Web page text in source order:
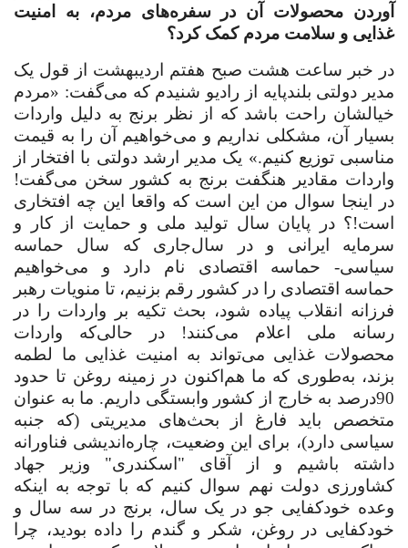
آوردن محصولات آن در سفره‌های مردم، به امنیت
غذایی و سلامت مردم کمک کرد؟
در خبر ساعت هشت صبح هفتم اردیبهشت‌ از قول یک
مدیر دولتی بلندپایه از رادیو شنیدم که می‌گفت: «مردم
خیالشان راحت باشد که از نظر برنج به دلیل واردات
بسیار آن، مشکلی نداریم و می‌خواهیم آن را به قیمت
مناسبی توزیع کنیم.» یک مدیر ارشد دولتی با افتخار از
واردات مقادیر هنگفت برنج به کشور سخن می‌گفت!
در اینجا سوال من این است که واقعا این چه افتخاری
است!؟ در پایان سال تولید ملی و حمایت از کار و
سرمایه ایرانی و در سال‌جاری که سال حماسه
سیاسی- حماسه اقتصادی نام دارد و می‌خواهیم
حماسه اقتصادی را در کشور رقم بزنیم، تا منویات رهبر
فرزانه انقلاب پیاده شود، بحث تکیه بر واردات را در
رسانه ملی اعلام می‌کنند! در حالی‌که واردات
محصولات غذایی می‌تواند به امنیت غذایی ما لطمه
بزند، به‌طوری که ما هم‌اکنون در زمینه روغن تا حدود
90‌درصد به خارج از کشور وابستگی داریم. ما به عنوان
متخصص باید فارغ از بحث‌های مدیریتی (که جنبه
سیاسی دارد)، برای این وضعیت، چاره‌اندیشی فناورانه
داشته باشیم و از آقای "اسکندری" وزیر جهاد
کشاورزی دولت نهم سوال کنیم که با توجه به اینکه
وعده خودکفایی جو در یک سال، برنج در سه سال و
خودکفایی در روغن، شکر و گندم را داده بودید، چرا